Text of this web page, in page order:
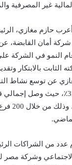
غير المصرفية
أعرب حازم مغازي،
أمان القابضة، عن
النمو في الشركة
الثابت بالابتكار
عن توسع نشاط
في عام 2023 بنسبة 35٪، حيث وصل
عدد من الشراكات
وشركة مصر